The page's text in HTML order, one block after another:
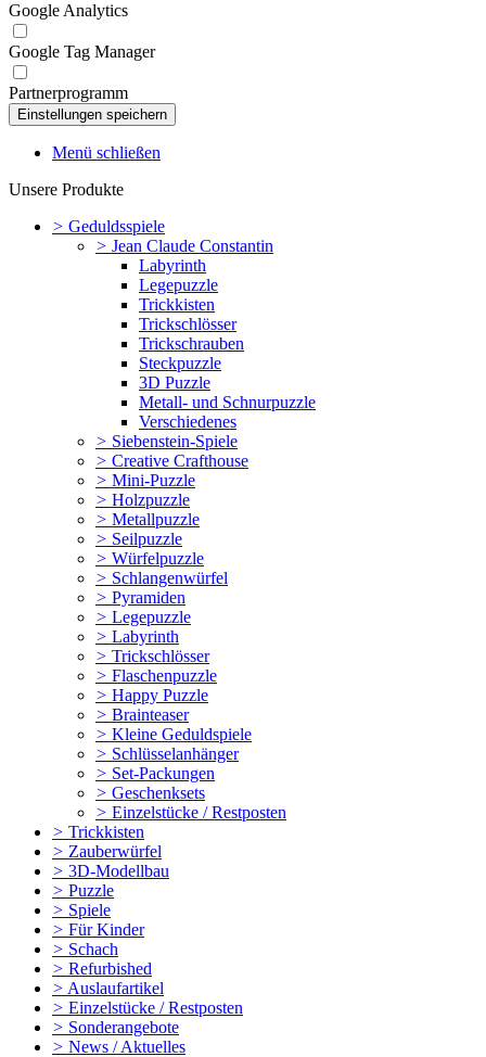
Google Analytics
Google Tag Manager
Partnerprogramm
Menü schließen
Unsere Produkte
> Geduldsspiele
> Jean Claude Constantin
Labyrinth
Legepuzzle
Trickkisten
Trickschlösser
Trickschrauben
Steckpuzzle
3D Puzzle
Metall- und Schnurpuzzle
Verschiedenes
> Siebenstein-Spiele
> Creative Crafthouse
> Mini-Puzzle
> Holzpuzzle
> Metallpuzzle
> Seilpuzzle
> Würfelpuzzle
> Schlangenwürfel
> Pyramiden
> Legepuzzle
> Labyrinth
> Trickschlösser
> Flaschenpuzzle
> Happy Puzzle
> Brainteaser
> Kleine Geduldspiele
> Schlüsselanhänger
> Set-Packungen
> Geschenksets
> Einzelstücke / Restposten
> Trickkisten
> Zauberwürfel
> 3D-Modellbau
> Puzzle
> Spiele
> Für Kinder
> Schach
> Refurbished
> Auslaufartikel
> Einzelstücke / Restposten
> Sonderangebote
> News / Aktuelles